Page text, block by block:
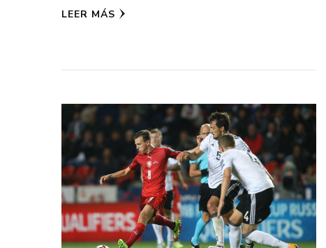
LEER MÁS